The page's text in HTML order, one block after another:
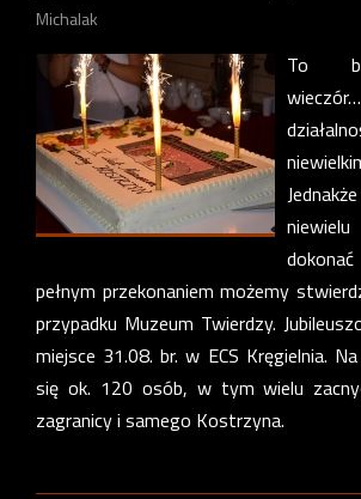
Michalak
To
pełnym przekonaniem możemy
przypadku Muzeum Twierdzy.
miejsce 31.08. br. w ECS Kręgielnia.
się ok. 120 osób, w tym wielu
zagranicy i samego Kostrzyna.